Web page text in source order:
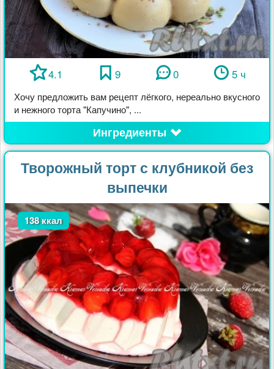
4.1 9 0 5 ч
Хочу предложить вам рецепт лёгкого, нереально вкусного
и нежного торта "Капучино", ...
Ингредиенты
Творожный торт с клубникой без
выпечки
138 ккал